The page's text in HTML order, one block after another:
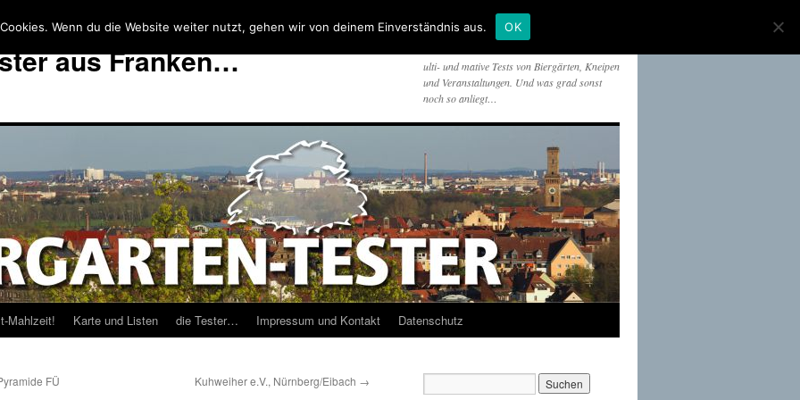
aus Franken…
ulti- und mative Tests von Biergärten, Kneipen
und Veranstaltungen. Und was grad sonst
noch so anliegt…
Mahlzeit! Karte und Listen die Tester… Impressum und Kontakt Datenschutz
FÜ Kuhweiher e.V., Nürnberg/Eibach →
Wenn du die Website weiter nutzt, gehen wir von deinem Einverständnis aus. OK